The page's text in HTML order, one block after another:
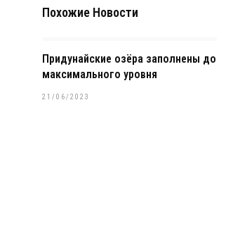
Похожие Новости
Придунайские озёра заполнены до
максимального уровня
21/06/2023